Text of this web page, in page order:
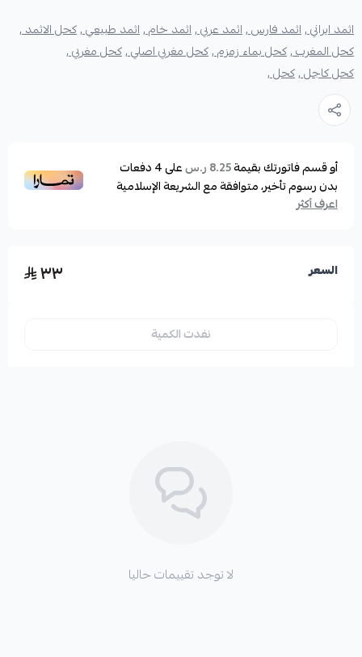
اثمد ايراني ,اثمد فارس ,اثمد عربي ,اثمد خام ,اثمد طبيعي ,كحل الاثمد ,
كحل المغرب ,كحل بماء زمزم ,كحل مغربي اصلي ,كحل مغربي ,
كحل كاجل ,كحل ,
أو قسم فاتورتك بقيمة8.25 ر.س على4دفعات
بدون رسوم تأخير، متوافقة مع الشريعة الإسلامية
اعرف أكثر
السعر ٣٣
نفدت الكمية
لا توجد تقييمات حاليا